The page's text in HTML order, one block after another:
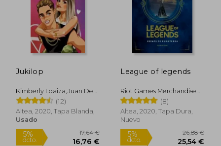
5% 5%
Jukilop
Kimberly Loaiza,Juan De
Dios Pantoja (12)
Altea, 2020, Tapa Blanda,
Usado
League of legends
Riot Games Merchandise
Inc.
(8)
Altea, 2020, Tapa Dura,
Nuevo